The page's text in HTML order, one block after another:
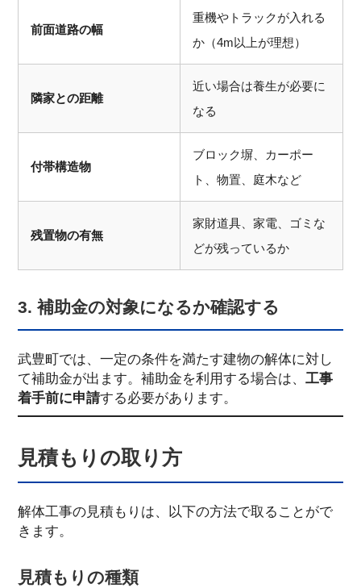
前面道路の幅
重機やトラックが入れる
か（4m以上が理想）
隣家との距離
近い場合は養生が必要に
なる
付帯構造物
ブロック塀、カーポー
ト、物置、庭木など
残置物の有無
家財道具、家電、ゴミな
どが残っているか
3. 補助金の対象になるか確認する
武豊町では、一定の条件を満たす建物の解体に対し
て補助金が出ます。補助金を利用する場合は、 工事
着手前に申請する必要があります。
見積もりの取り方
解体工事の見積もりは、以下の方法で取ることがで
きます。
見積もりの種類